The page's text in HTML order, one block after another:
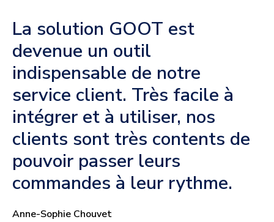
La solution GOOT est
devenue un outil
indispensable de notre
service client. Très facile à
intégrer et à utiliser, nos
clients sont très contents de
pouvoir passer leurs
commandes à leur rythme.
Anne-Sophie Chouvet